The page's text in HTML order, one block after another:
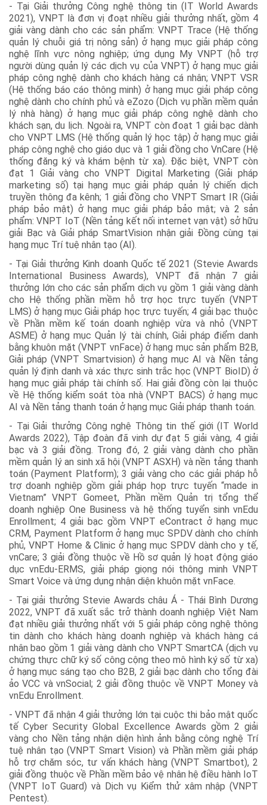
- Tại Giải thưởng Công nghệ thông tin (IT World Awards
2021), VNPT là đơn vị đoạt nhiều giải thưởng nhất, gồm 4
giải vàng dành cho các sản phẩm: VNPT Trace (Hệ thống
quản lý chuỗi giá trị nông sản) ở hạng mục giải pháp công
nghệ lĩnh vực nông nghiệp; ứng dụng My VNPT (hỗ trợ
người dùng quản lý các dịch vụ của VNPT) ở hạng mục giải
pháp công nghệ dành cho khách hàng cá nhân; VNPT VSR
(Hệ thống báo cáo thông minh) ở hạng mục giải pháp công
nghệ dành cho chính phủ và eZozo (Dịch vụ phần mềm quản
lý nhà hàng) ở hạng mục giải pháp công nghệ dành cho
khách sạn, du lịch. Ngoài ra, VNPT còn đoạt 1 giải bạc dành
cho VNPT LMS (Hệ thống quản lý học tập) ở hạng mục giải
pháp công nghệ cho giáo dục và 1 giải đồng cho VnCare (Hệ
thống đăng ký và khám bệnh từ xa). Đặc biệt, VNPT còn
đạt 1 Giải vàng cho VNPT Digital Marketing (Giải pháp
marketing số) tại hạng mục giải pháp quản lý chiến dịch
truyền thông đa kênh; 1 giải đồng cho VNPT Smart IR (Giải
pháp bảo mật) ở hạng mục giải pháp bảo mật; và 2 sản
phẩm: VNPT IoT (Nền tảng kết nối internet vạn vật) sở hữu
giải Bạc và Giải pháp SmartVision nhận giải Đồng cùng tại
hạng mục Trí tuệ nhân tạo (AI).
- Tại Giải thưởng Kinh doanh Quốc tế 2021 (Stevie Awards
International Business Awards), VNPT đã nhận 7 giải
thưởng lớn cho các sản phẩm dịch vụ gồm 1 giải vàng dành
cho Hệ thống phần mềm hỗ trợ học trực tuyến (VNPT
LMS) ở hạng mục Giải pháp học trực tuyến; 4 giải bạc thuộc
về Phần mềm kế toán doanh nghiệp vừa và nhỏ (VNPT
ASME) ở hạng mục Quản lý tài chính, Giải pháp điểm danh
bằng khuôn mặt (VNPT vnFace) ở hạng mục sản phẩm B2B,
Giải pháp (VNPT Smartvision) ở hạng mục AI và Nền tảng
quản lý định danh và xác thực sinh trắc học (VNPT BioID) ở
hạng mục giải pháp tài chính số. Hai giải đồng còn lại thuộc
về Hệ thống kiểm soát tòa nhà (VNPT BACS) ở hạng mục
AI và Nền tảng thanh toán ở hạng mục Giải pháp thanh toán.
- Tại Giải thưởng Công nghệ Thông tin thế giới (IT World
Awards 2022), Tập đoàn đã vinh dự đạt 5 giải vàng, 4 giải
bạc và 3 giải đồng. Trong đó, 2 giải vàng dành cho phần
mềm quản lý an sinh xã hội (VNPT ASXH) và nền tảng thanh
toán (Payment Platform); 3 giải vàng cho các giải pháp hỗ
trợ doanh nghiệp gồm giải pháp họp trực tuyến “made in
Vietnam” VNPT Gomeet, Phần mềm Quản trị tổng thể
doanh nghiệp One Business và hệ thống tuyển sinh vnEdu
Enrollment; 4 giải bạc gồm VNPT eContract ở hạng mục
CRM, Payment Platform ở hạng mục SPDV dành cho chính
phủ, VNPT Home & Clinic ở hạng mục SPDV dành cho y tế,
vnCare; 3 giải đồng thuộc về Hồ sơ quản lý hoạt động giáo
dục vnEdu-ERMS, giải pháp giọng nói thông minh VNPT
Smart Voice và ứng dụng nhận diện khuôn mặt vnFace.
- Tại giải thưởng Stevie Awards châu Á - Thái Bình Dương
2022, VNPT đã xuất sắc trở thành doanh nghiệp Việt Nam
đạt nhiều giải thưởng nhất với 5 giải pháp công nghệ thông
tin dành cho khách hàng doanh nghiệp và khách hàng cá
nhân bao gồm 1 giải vàng dành cho VNPT SmartCA (dịch vụ
chứng thực chữ ký số công cộng theo mô hình ký số từ xa)
ở hạng mục sáng tạo cho B2B, 2 giải bạc dành cho tổng đài
ảo VCC và vnSocial; 2 giải đồng thuộc về VNPT Money và
vnEdu Enrollment.
- VNPT đã nhận 4 giải thưởng lớn tại cuộc thi bảo mật quốc
tế Cyber Security Global Excellence Awards gồm 2 giải
vàng cho Nền tảng nhận diện hình ảnh bằng công nghệ Trí
tuệ nhân tạo (VNPT Smart Vision) và Phần mềm giải pháp
hỗ trợ chăm sóc, tư vấn khách hàng (VNPT Smartbot), 2
giải đồng thuộc về Phần mềm bảo vệ nhân hệ điều hành IoT
(VNPT IoT Guard) và Dịch vụ Kiểm thử xâm nhập (VNPT
Pentest).